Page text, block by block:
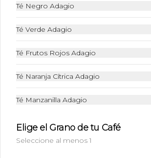
Té Matcha
Té Matcha
Té Negro Adagio
Té Verde Adagio
Té Frutos Rojos Adagio
Té Naranja Cítrica Adagio
Té Manzanilla Adagio
Elige el Grano de tu Café
Seleccione al menos 1